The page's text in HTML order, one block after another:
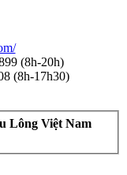
(8h-20h)
(8h-17h30)
Lông Việt Nam